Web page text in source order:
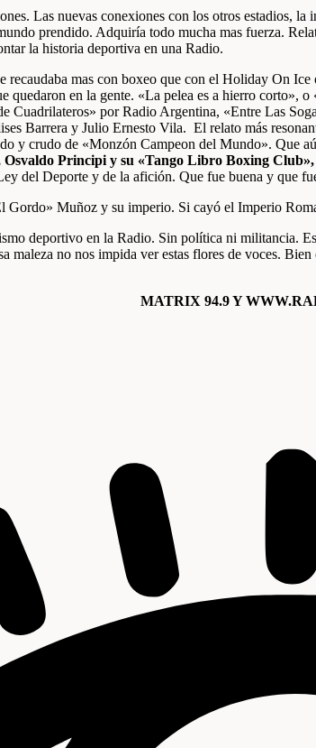
Las nuevas conexiones con los otros estadios,
prendido. Adquiría todo mucha mas fuerza.
la historia deportiva en una Radio.
recaudaba mas con boxeo que con el Holiday On
quedaron en la gente. «La pelea es a hierro corto»,
Cuadrilateros» por Radio Argentina, «Entre Las
Barrera y Julio Ernesto Vila. El relato más
y crudo de «Monzón Campeon del Mundo». Que
Osvaldo Principi y su «Tango Libro Boxing
del Deporte y de la afición. Que fue buena y que
Gordo» Muñoz y su imperio. Si cayó el Imperio
deportivo en la Radio. Sin política ni militancia.
maleza no nos impida ver estas flores de voces.
MATRIX 94.9 Y